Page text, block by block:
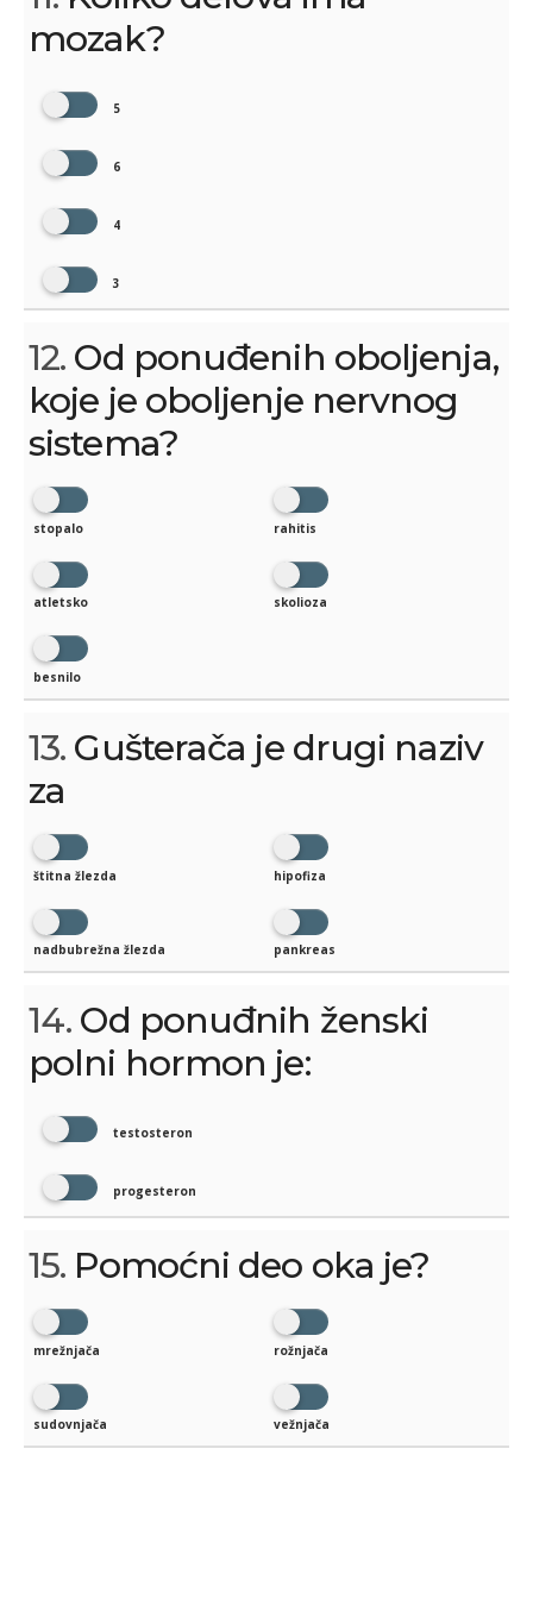
mozak?
5
6
4
3
12. Od ponuđenih oboljenja,
koje je oboljenje nervnog
sistema?
stopalo rahitis
atletsko skolioza
besnilo
13. Gušterača je drugi naziv
za
štitna žlezda hipofiza
nadbubrežna žlezda pankreas
14. Od ponuđnih ženski
polni hormon je:
testosteron
progesteron
15. Pomoćni deo oka je?
mrežnjača rožnjača
sudovnjača vežnjača